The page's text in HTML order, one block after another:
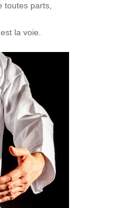
toutes parts,
la voie.